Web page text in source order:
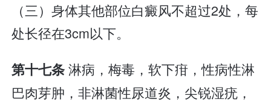
（三）身体其他部位白癜风不超过2处，每
处长径在3cm以下。
第十七条淋病，梅毒，软下疳，性病性淋
巴肉芽肿，非淋菌性尿道炎，尖锐湿疣，